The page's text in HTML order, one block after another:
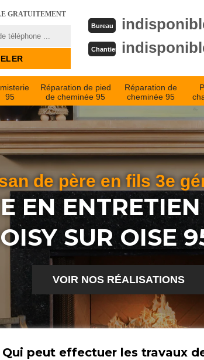
GRATUITEMENT
Bureau
Chantier
95
Réparation de pied
de cheminée 95
Réparation de
cheminée 95
de père en fils 3e
EN
SUR OISE
VOIR NOS RÉALISATIONS
Qui peut effectuer les travaux